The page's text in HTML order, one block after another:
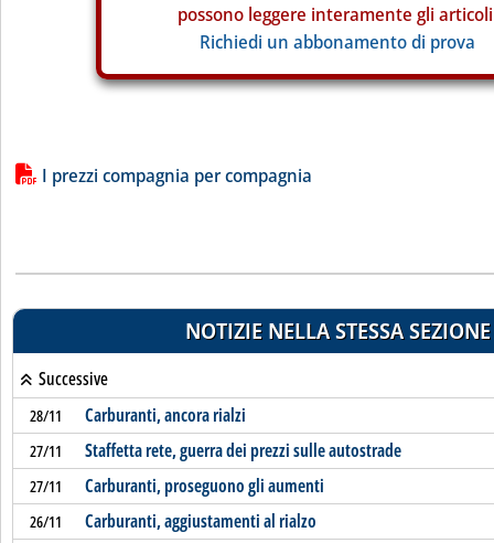
possono leggere interamente gli
Richiedi un abbonamento di prova
Lista allegati PDF alla notizia
I prezzi compagnia per compagnia
NOTIZIE NELLA STESSA SEZIONE
Successive
28/11 Carburanti, ancora rialzi
27/11 Staffetta rete, guerra dei prezzi sulle autostrade
27/11 Carburanti, proseguono gli aumenti
26/11 Carburanti, aggiustamenti al rialzo